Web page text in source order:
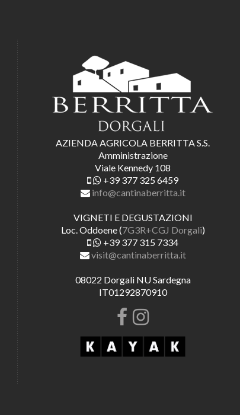
AZIENDA AGRICOLA BERRITTA S.S.
Amministrazione
Viale Kennedy 108
+39 377 325 6459
info@cantinaberritta.it
VIGNETI E DEGUSTAZIONI
Loc. Oddoene (7G3R+CGJ Dorgali)
+39 377 315 7334
visit@cantinaberritta.it
08022 Dorgali NU Sardegna
IT01292870910